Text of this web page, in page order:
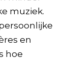
muziek.
en
hoe